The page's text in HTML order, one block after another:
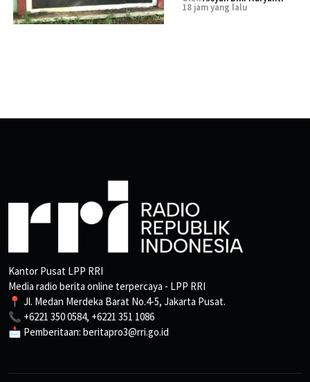
18 jam yang lalu
Kantor Pusat LPP RRI
Media radio berita online terpercaya - LPP RRI
📍 Jl. Medan Merdeka Barat No.4-5, Jakarta Pusat.
📞 +6221 350 0584, +6221 351 1086
📩 Pemberitaan: beritapro3@rri.go.id